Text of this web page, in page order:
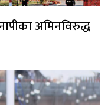
अमिनविरुद्ध